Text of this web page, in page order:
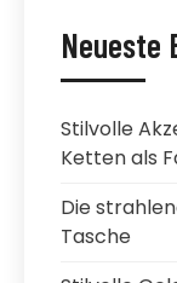
Neueste
Stilvolle
Ketten als
Die
Tasche